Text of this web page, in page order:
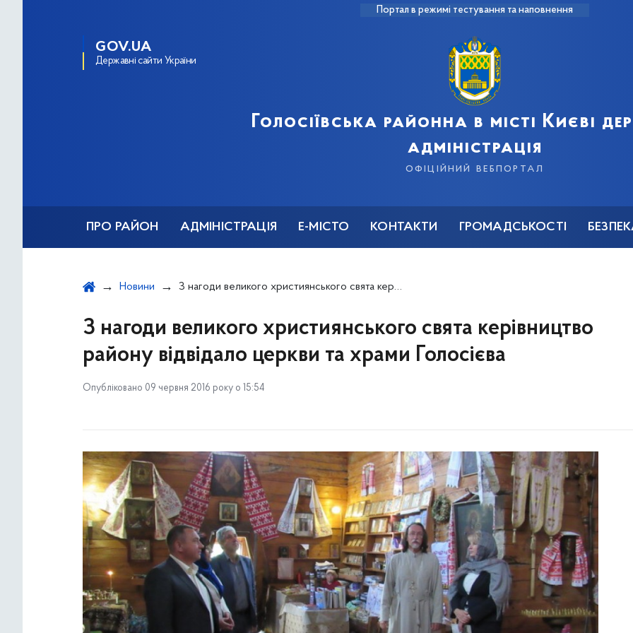
Портал в режимі тестування та наповнення
GOV.UA
Державні сайти України
Голосіївська районна в місті Києві
адміністрація
офіційний вебпортал
ПРО РАЙОН АДМІНІСТРАЦІЯ Е-МІСТО КОНТАКТИ ГРОМАДСЬКОСТІ
Новини З нагоди великого християнського свята керівництво району відвідало церкви та храми Голосієва
З нагоди великого християнського свята керівництво
району відвідало церкви та храми Голосієва
Опубліковано 09 червня 2016 року о 15:54